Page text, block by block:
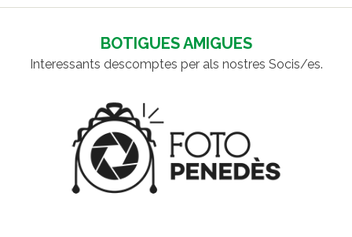
BOTIGUES AMIGUES
Interessants descomptes per als nostres Socis/es.